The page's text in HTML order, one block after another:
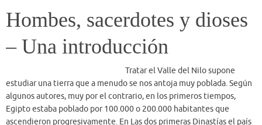
ascendieron progresivamente. En Las dos primeras Dinastías el país
tenía ya 2.000.000 de habitantes y llegó a alcanzar, a finales del
grecorromano es el momento de mayor número de residentes,
vivieron en una estrecha franja fértil, de aproximadamente 24.808
Km2 que lindaba con los desiertos líbico y arábigo, donde se
situaron las necrópolis…